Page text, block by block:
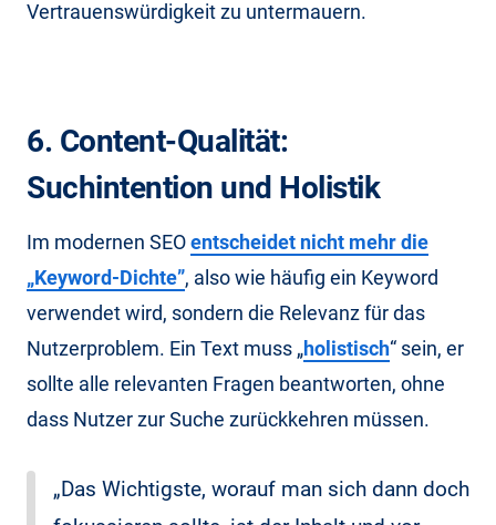
Vertrauenswürdigkeit zu untermauern.
6. Content-Qualität:
Suchintention und Holistik
Im modernen SEOentscheidet nicht mehr die
„Keyword-Dichte”, also wie häufig ein Keyword
verwendet wird, sondern die Relevanz für das
Nutzerproblem. Ein Text muss „holistisch“ sein, er
sollte alle relevanten Fragen beantworten, ohne
dass Nutzer zur Suche zurückkehren müssen.
„Das Wichtigste, worauf man sich dann doch